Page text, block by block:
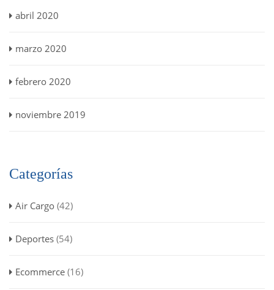
abril 2020
marzo 2020
febrero 2020
noviembre 2019
Categorías
Air Cargo (42)
Deportes (54)
Ecommerce (16)